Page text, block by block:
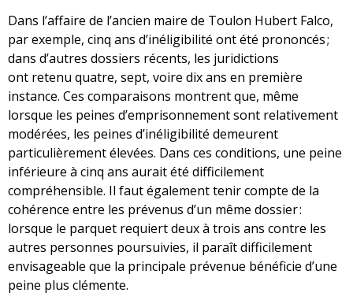
Dans l’affaire de l’ancien maire de Toulon Hubert Falco,
par exemple, cinq ans d’inéligibilité ont été prononcés ;
dans d’autres dossiers récents, les juridictions
ont retenu quatre, sept, voire dix ans en première
instance. Ces comparaisons montrent que, même
lorsque les peines d’emprisonnement sont relativement
modérées, les peines d’inéligibilité demeurent
particulièrement élevées. Dans ces conditions, une peine
inférieure à cinq ans aurait été difficilement
compréhensible. Il faut également tenir compte de la
cohérence entre les prévenus d’un même dossier :
lorsque le parquet requiert deux à trois ans contre les
autres personnes poursuivies, il paraît difficilement
envisageable que la principale prévenue bénéficie d’une
peine plus clémente.